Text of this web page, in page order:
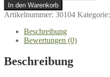
In den Warenkorb
Artikelnummer: 30104 Kategorie:
Beschreibung
Bewertungen (0)
Beschreibung